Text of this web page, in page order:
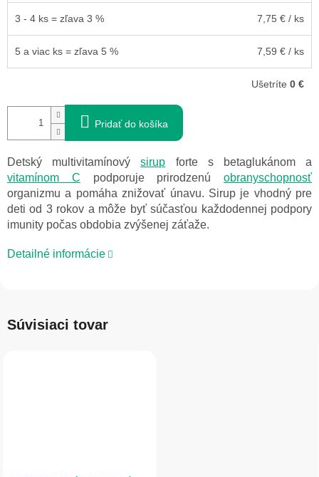
3 - 4 ks = zľava 3 % 7,75 € / ks
5 a viac ks = zľava 5 % 7,59 € / ks
Ušetríte 0 €
Pridať do košíka
Detský multivitamínovýsirup forte s betaglukánom a
vitamínom C podporuje prirodzenú obranyschopnosť
organizmu a pomáha znižovať únavu. Sirup je vhodný pre
deti od 3 rokov a môže byť súčasťou každodennej podpory
imunity počas obdobia zvýšenej záťaže.
Detailné informácie
Súvisiaci tovar